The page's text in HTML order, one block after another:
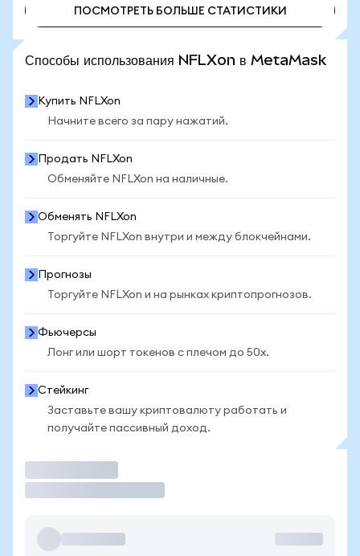
ПОСМОТРЕТЬ БОЛЬШЕ СТАТИСТИКИ
Способы использования NFLXon в MetaMask
Купить NFLXon
Начните всего за пару нажатий.
Продать NFLXon
Обменяйте NFLXon на наличные.
Обменять NFLXon
Торгуйте NFLXon внутри и между блокчейнами.
Прогнозы
Торгуйте NFLXon и на рынках криптопрогнозов.
Фьючерсы
Лонг или шорт токенов с плечом до 50x.
Стейкинг
Заставьте вашу криптовалюту работать и
получайте пассивный доход.